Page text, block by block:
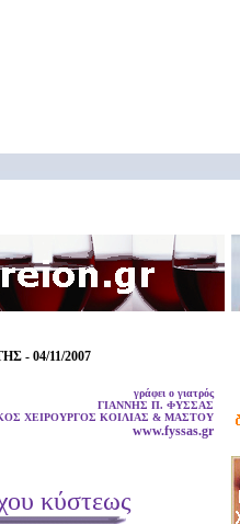
- 04/11/2007
γράφει ο γιατρός
ΓΙΑΝΝΗΣ Π. ΦΥΣΣΑΣ
ΧΕΙΡΟΥΡΓΟΣ ΚΟΙΛΙΑΣ & ΜΑΣΤΟΥ
www.fyssas.gr
κύστεως